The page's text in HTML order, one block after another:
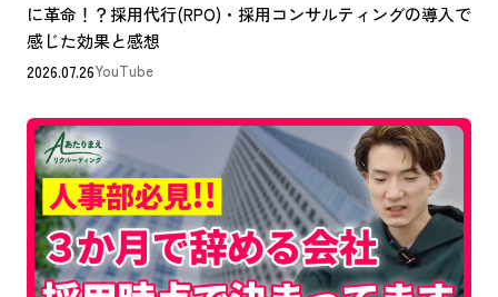
に革命！？採用代行(RPO)・採用コンサルティングの導入で
感じた効果と感想
2026.07.26YouTube